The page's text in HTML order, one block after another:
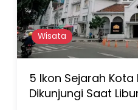
Wisata
5 Ikon Sejarah
Dikunjungi Saat